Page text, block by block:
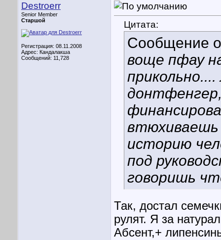
Destroerr
Senior Member
Старшой
Регистрация: 08.11.2008
Адрес: Кандалакша
Сообщений: 11,728
Цитата:
Сообщение
воще пфау
втюхиваешь
историю
под
говоришь
Так, достал
рулят. Я за
Абсент,+